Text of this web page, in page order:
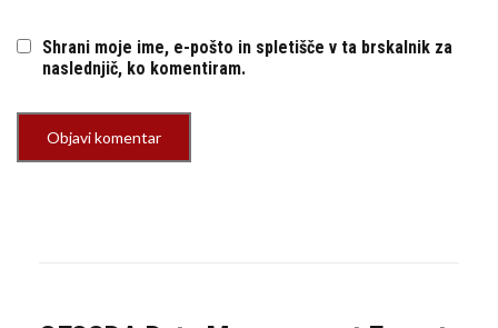
Shrani moje ime, e-pošto in spletišče v ta brskalnik za
naslednjič, ko komentiram.